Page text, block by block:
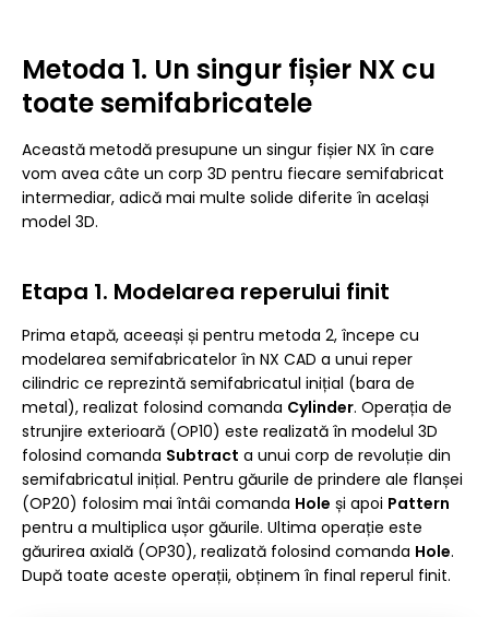
Metoda 1. Un singur fișier NX cu
toate semifabricatele
Această metodă presupune un singur fișier NX în care
vom avea câte un corp 3D pentru fiecare semifabricat
intermediar, adică mai multe solide diferite în același
model 3D.
Etapa 1. Modelarea reperului finit
Prima etapă, aceeași și pentru metoda 2, începe cu
modelarea semifabricatelor în NX CAD a unui reper
cilindric ce reprezintă semifabricatul inițial (bara de
metal), realizat folosind comanda Cylinder. Operația de
strunjire exterioară (OP10) este realizată în modelul 3D
folosind comanda Subtract a unui corp de revoluție din
semifabricatul inițial. Pentru găurile de prindere ale flanșei
(OP20) folosim mai întâi comanda Hole și apoi Pattern
pentru a multiplica ușor găurile. Ultima operație este
găurirea axială (OP30), realizată folosind comanda Hole.
După toate aceste operații, obținem în final reperul finit.